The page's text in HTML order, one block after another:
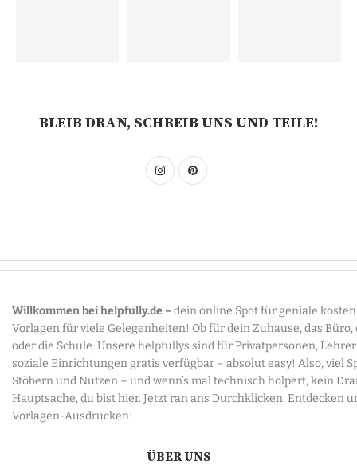
BLEIB DRAN, SCHREIB UNS UND TEILE!
Willkommen bei helpfully.de –dein online Spot für geniale
Vorlagen für viele Gelegenheiten! Ob für dein Zuhause, das Büro,
oder die Schule: Unsere helpfullys sind für Privatpersonen,
soziale Einrichtungen gratis verfügbar – absolut easy! Also, viel
Stöbern und Nutzen – und wenn’s mal technisch holpert, kein
Hauptsache, du bist hier. Jetzt ran ans Durchklicken, Entdecken
Vorlagen-Ausdrucken!
ÜBER UNS